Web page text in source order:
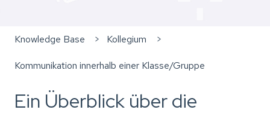
Knowledge Base Kollegium
Kommunikation innerhalb einer Klasse/Gruppe
Ein Überblick über die